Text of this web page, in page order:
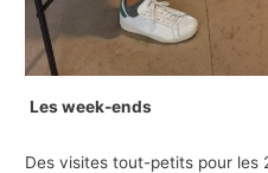
Les week-ends
Des visites tout-petits pour les